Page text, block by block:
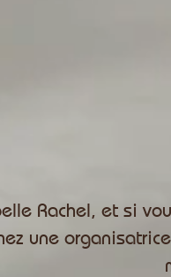
Rachel, et si
une